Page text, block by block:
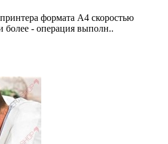
формата A4 скоростью
более - операция выполн..